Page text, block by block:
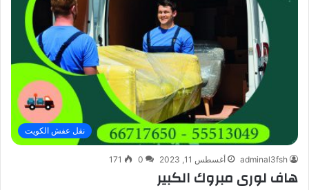
نقل عفش الكويت
adminal3fsh أغسطس 11, 2023 0
171
هاف لورى مبروك الكبير